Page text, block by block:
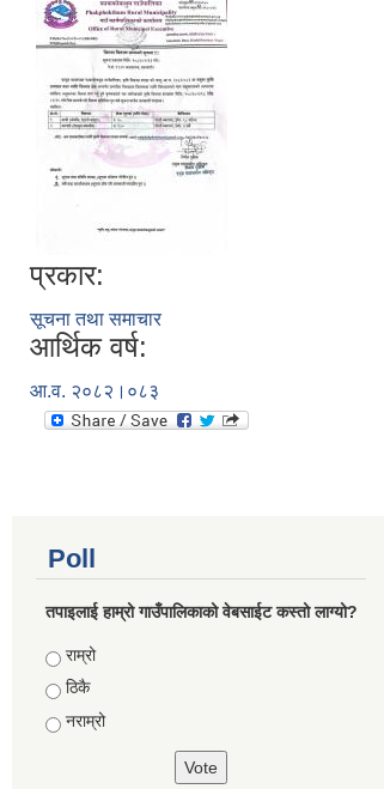
प्रकार:
सूचना तथा समाचार
आर्थिक वर्ष:
आ.व. २०८२।०८३
Poll
तपाइलाई हाम्रो गाउँपालिकाको वेबसाईट कस्तो लाग्यो?
Choices
राम्रो
ठिकै
नराम्रो